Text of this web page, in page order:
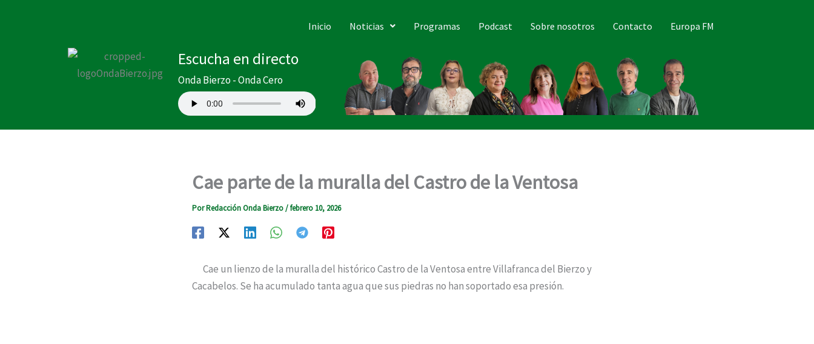
Inicio Noticias Programas Podcast Sobre nosotros Contacto Europa FM
Escucha en directo
Onda Bierzo - Onda Cero
Cae parte de la muralla del Castro de la Ventosa
PorRedacción Onda Bierzo/febrero 10, 2026
Cae un lienzo de la muralla del histórico Castro de la Ventosa entre Villafranca del Bierzo y
Cacabelos. Se ha acumulado tanta agua que sus piedras no han soportado esa presión.